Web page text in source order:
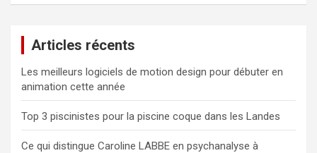
c
h
e
r
Articles récents
Les meilleurs logiciels de motion design pour débuter en
animation cette année
Top 3 piscinistes pour la piscine coque dans les Landes
Ce qui distingue Caroline LABBE en psychanalyse à